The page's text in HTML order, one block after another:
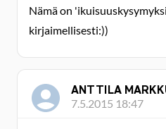
Nämä on
kirjaimellisesti:))
ANTTILA
7.5.2015 18:47